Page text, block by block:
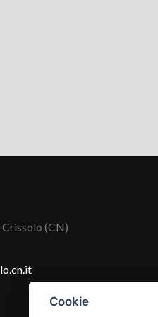
(CN)
Cookie